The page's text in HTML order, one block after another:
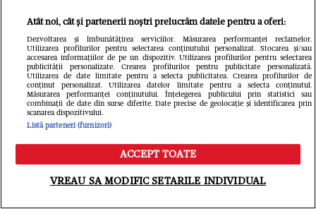
VEDETE SI EVENIMENTE
Cine este Roxana Vașniuc. A lucrat la
Etno TV, de unde a fost concediată,
și este divorțată de tatăl fiicei sale
Ce s-a
Cornel
Insula
Meniu Caută
Atât noi, cât și partenerii noștri prelucrăm datele pentru a oferi:
Dezvoltarea și îmbunătățirea serviciilor. Măsurarea performanței reclamelor.
Utilizarea profilurilor pentru selectarea conținutului personalizat. Stocarea și/sau
accesarea informațiilor de pe un dispozitiv. Utilizarea profilurilor pentru selectarea
publicității personalizate. Crearea profilurilor pentru publicitate personalizată.
Utilizarea de date limitate pentru a selecta publicitatea. Crearea profilurilor de
conținut personalizat. Utilizarea datelor limitate pentru a selecta conținutul.
Măsurarea performanței conținutului. Înțelegerea publicului prin statistici sau
combinații de date din surse diferite. Date precise de geolocație și identificarea prin
scanarea dispozitivului.
Listă parteneri (furnizori)
ACCEPT TOATE
VREAU SA MODIFIC SETARILE INDIVIDUAL